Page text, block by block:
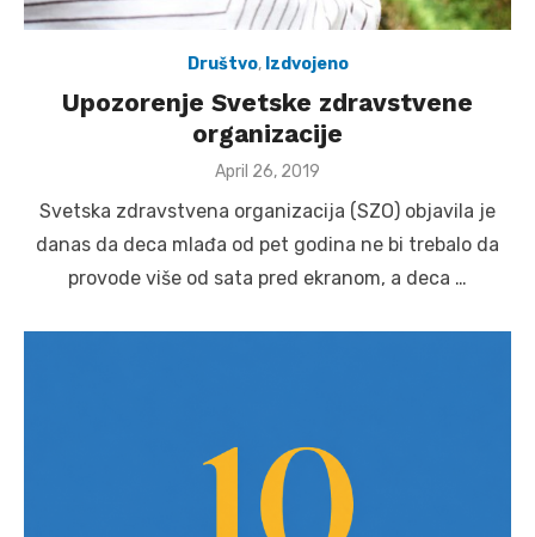
Društvo, Izdvojeno
Upozorenje Svetske zdravstvene
organizacije
Posted
April 26, 2019
Svetska zdravstvena organizacija (SZO) objavila je
danas da deca mlađa od pet godina ne bi trebalo da
provode više od sata pred ekranom, a deca …